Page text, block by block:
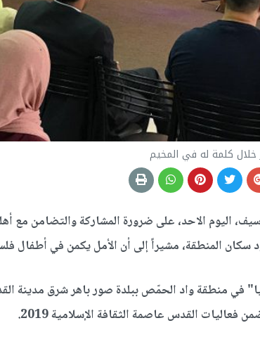
خلال كلمة له في المخيم
اليوم الاحد، على ضرورة المشاركة والتضامن مع
المنطقة، مشيراً إلى أن الأمل يكمن في أطفال
في منطقة واد الحمّص ببلدة صور باهر شرق مدينة
فعاليات القدس عاصمة الثقافة الإسلامية 2019.